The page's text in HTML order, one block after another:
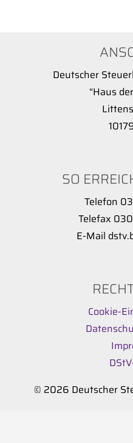
Deutscher
“Haus
SO
Telefon
Telefax
E-Mail
Cookie-
© 2026 Deutscher